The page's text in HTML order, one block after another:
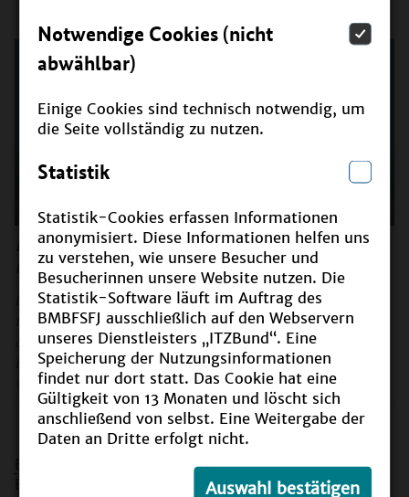
Notwendige Cookies (nicht
abwählbar)
Einige Cookies sind technisch notwendig, um
die Seite vollständig zu nutzen.
Statistik
Statistik-Cookies erfassen Informationen
anonymisiert. Diese Informationen helfen uns
zu verstehen, wie unsere Besucher und
Besucherinnen unsere Website nutzen. Die
Statistik-Software läuft im Auftrag des
BMBFSFJ ausschließlich auf den Webservern
unseres Dienstleisters „ITZBund“. Eine
Speicherung der Nutzungsinformationen
findet nur dort statt. Das Cookie hat eine
Gültigkeit von 13 Monaten und löscht sich
anschließend von selbst. Eine Weitergabe der
Daten an Dritte erfolgt nicht.
Auswahl bestätigen
Erklärfilm- Nationaler Aktionsplan Bildung für
nachhaltige Entwicklung
Das Video gibt eine kurze Erläuterung zum Thema Bildung
für nachhaltige Entwicklung und erklärt konkret die Inhalte
des Nationalen Aktionsplans Bildung für nachhaltige
Entwicklung.
© BMBF
VIDEO
ildung fürnachhaltigeEntwicklung.
Entwicklung ist dann nachhaltig, wenn Menschen